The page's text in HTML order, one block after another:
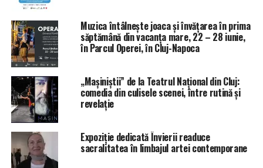
Muzica întâlnește joaca și învățarea în prima
săptămână din vacanța mare, 22 – 28 iunie,
în Parcul Operei, în Cluj-Napoca
„Mașiniștii” de la Teatrul Național din Cluj:
comedia din culisele scenei, între rutină și
revelație
Expoziție dedicată Învierii readuce
sacralitatea în limbajul artei contemporane